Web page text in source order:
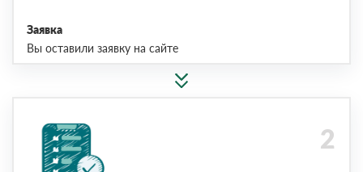
Заявка
Вы оставили заявку на сайте